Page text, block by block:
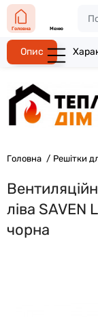
Головна Меню
Головна Решітки
ліва
чорна
Опис